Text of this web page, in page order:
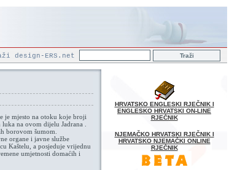
design-ERS.net
je mjesto na otoku koje broji
na ovom dijelu Jadrana .
borovom šumom.
organe i javne službe
Kaštelu, a posjeduje vrijednu
umjetnosti domaćih i
HRVATSKO ENGLESKI RJEČNIK I
ENGLESKO HRVATSKI ON-LINE
RJEČNIK
NJEMAČKO HRVATSKI RJEČNIK I
HRVATSKO NJEMAČKI ONLINE
RJEČNIK